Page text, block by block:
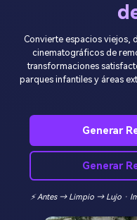
Convierte espacios viejos,
cinematográficos de
transformaciones
parques infantiles y áreas
Generar
Generar
⚡ Antes → Limpio → Lujo ·